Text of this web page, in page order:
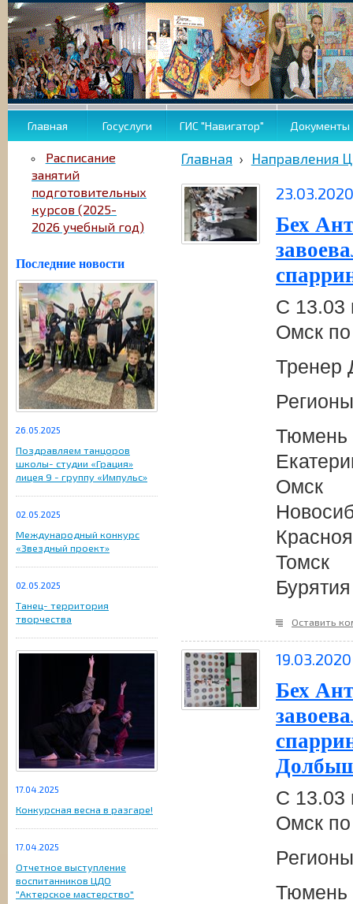
Главная Госуслуги ГИС "Навигатор" Документы
Расписание
занятий
подготовительных
курсов (2025-
2026 учебный год)
Последние новости
26.05.2025
Поздравляем танцоров
школы- студии «Грация»
лицея 9 - группу «Импульс»
02.05.2025
Международный конкурс
«Звездный проект»
02.05.2025
Танец- территория
творчества
17.04.2025
Конкурсная весна в разгаре!
17.04.2025
Отчетное выступление
воспитанников ЦДО
"Актерское мастерство"
Главная › Направления
23.03.2020
Бех
С 13.03
Омск
Тюмень
Омск
Томск
Бурятия
Оставить
19.03.2020
Бех
С 13.03
Омск
Тюмень